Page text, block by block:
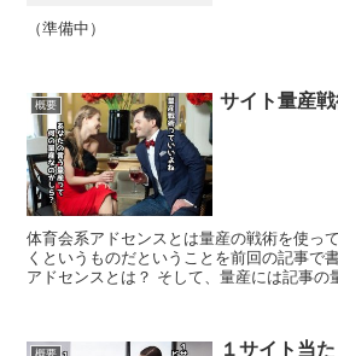
（準備中）
概要 サイト量産
体育会系アドセンスとは量産の戦術を使っ
くというものだということを前回の記事で
アドセンスとは？ そして、量産には記事の
１サイト当